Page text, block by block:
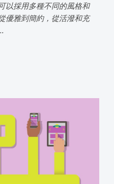
以採用多種不同的風格和
優雅到簡約，從活潑和充